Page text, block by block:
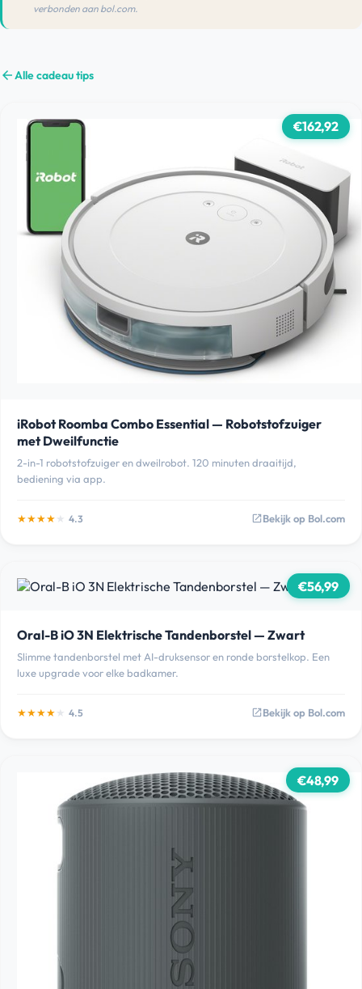
verbonden aan bol.com.
arrow_backAlle cadeau tips
€162,92
iRobot Roomba Combo Essential — Robotstofzuiger
met Dweilfunctie
2-in-1 robotstofzuiger en dweilrobot. 120 minuten draaitijd,
bediening via app.
★★★★ ★ 4.3 open_in_newBekijk op Bol.com
€56,99
Oral-B iO 3N Elektrische Tandenborstel — Zwart
Slimme tandenborstel met AI-druksensor en ronde borstelkop. Een
luxe upgrade voor elke badkamer.
★★★★ ★ 4.5 open_in_newBekijk op Bol.com
€48,99